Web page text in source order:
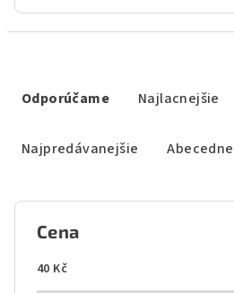
Odporúčame Najlacnejšie
Najpredávanejšie Abecedne
Cena
40 Kč